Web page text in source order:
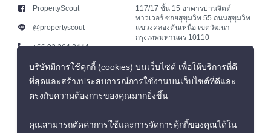
PropertyScout
@propertyscout
+66 92 264 3444
+66 92 264 3444
contact@propertyscout.co.th
117/17 ชั้น 15 อาคารปานจิตต์
ทาวเวอร์ ซอยสุขุมวิท 55 ถนนสุขุมวิท
แขวงคลองตันเหนือ เขตวัฒนา
กรุงเทพมหานคร 10110
บริษัทมีการใช้คุกกี้ (cookies) บนเว็บไซต์ เพื่อให้บริการที่ดี
ที่สุดและสร้างประสบการณ์การใช้งานบนเว็บไซต์ที่ดีและ
ตรงกับความต้องการของคุณมากยิ่งขึ้น
คุณสามารถตัดค่าการใช้และการจัดการคุ้กกี้ของคุณได้ใน